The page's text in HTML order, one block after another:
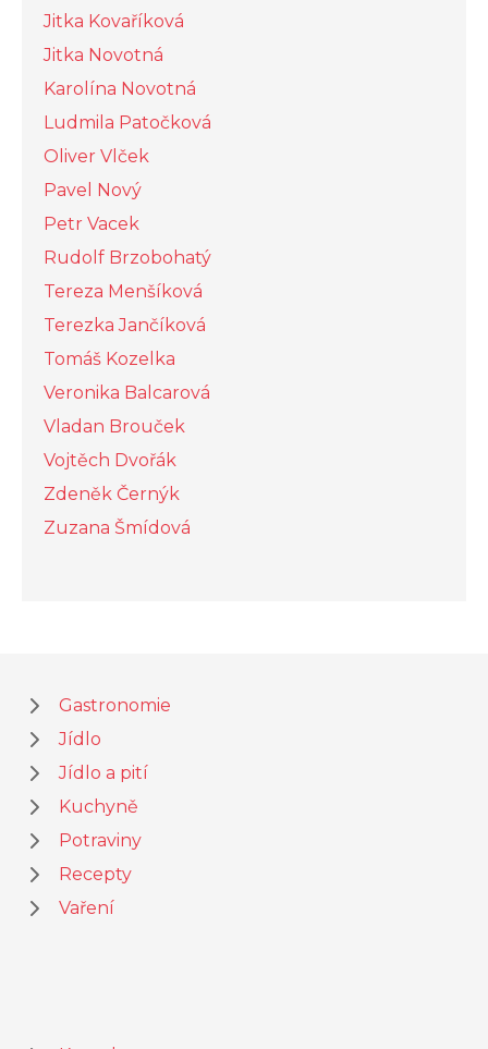
Jitka Kovaříková
Jitka Novotná
Karolína Novotná
Ludmila Patočková
Oliver Vlček
Pavel Nový
Petr Vacek
Rudolf Brzobohatý
Tereza Menšíková
Terezka Jančíková
Tomáš Kozelka
Veronika Balcarová
Vladan Brouček
Vojtěch Dvořák
Zdeněk Černýk
Zuzana Šmídová
Gastronomie
Jídlo
Jídlo a pití
Kuchyně
Potraviny
Recepty
Vaření